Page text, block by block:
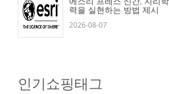
력을 실현하는 방법 제시
2026-08-07
인기쇼핑태그